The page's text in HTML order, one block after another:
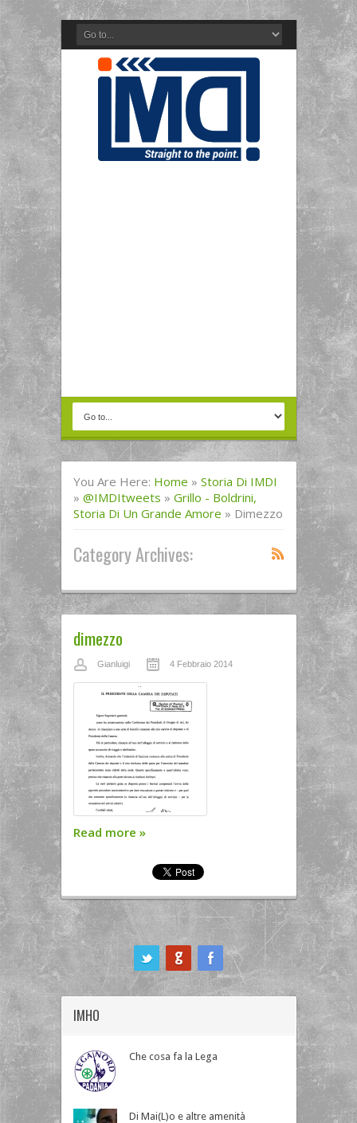
You Are Here: Home » Storia Di IMDI
» @IMDItweets » Grillo - Boldrini,
Storia Di Un Grande Amore » Dimezzo
Category Archives:
dimezzo
Gianluigi 4 Febbraio 2014
Read more »
IMHO
Che cosa fa la Lega
Di Mai(L)o e altre amenità